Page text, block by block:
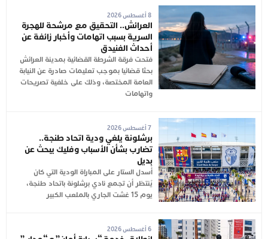
8 أغسطس 2026
العرائش.. التحقيق مع مرشحة للهجرة
السرية بسبب اتهامات وأخبار زائفة عن
أحداث الفنيدق
فتحت فرقة الشرطة القضائية بمدينة العرائش
بحثا قضائيا بموجب تعليمات صادرة عن النيابة
العامة المختصة، وذلك على خلفية تصريحات
واتهامات
7 أغسطس 2026
برشلونة يلغي ودية اتحاد طنجة..
تضارب بشأن الأسباب وفليك يبحث عن
بديل
أُسدل الستار على المباراة الودية التي كان
يُنتظر أن تجمع نادي برشلونة باتحاد طنجة،
يوم 15 غشت الجاري بالملعب الكبير
6 أغسطس 2026